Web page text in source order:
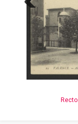
Previous
Recto